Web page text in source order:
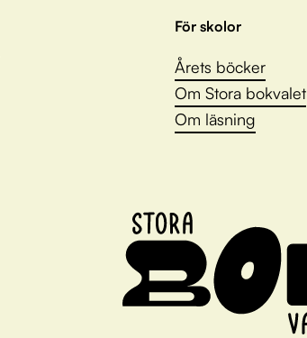
För skolor
Årets böcker
Om Stora bokvalet
Om läsning